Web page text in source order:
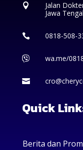

Jalan
Jawa
 0818-508-
 wa.me/

Quick
Berita dan